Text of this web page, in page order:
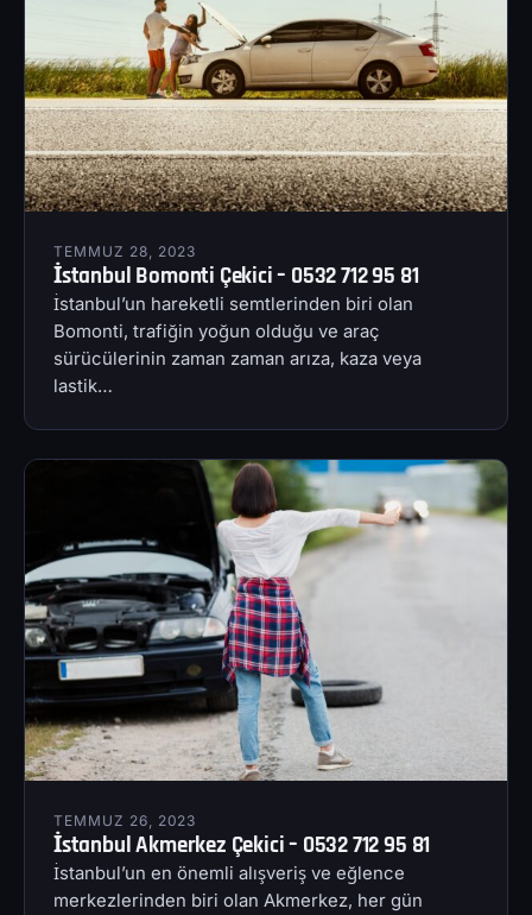
TEMMUZ 28, 2023
İstanbul Bomonti Çekici – 0532 712 95 81
İstanbul’un hareketli semtlerinden biri olan
Bomonti, trafiğin yoğun olduğu ve araç
sürücülerinin zaman zaman arıza, kaza veya
lastik…
TEMMUZ 26, 2023
İstanbul Akmerkez Çekici – 0532 712 95 81
İstanbul’un en önemli alışveriş ve eğlence
merkezlerinden biri olan Akmerkez, her gün